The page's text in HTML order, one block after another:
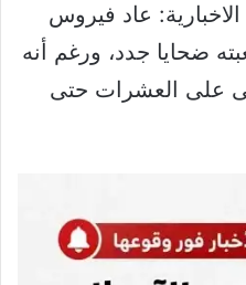
عاد فيروس
ضحايا جدد، ورغم أنه
على العشرات حتى